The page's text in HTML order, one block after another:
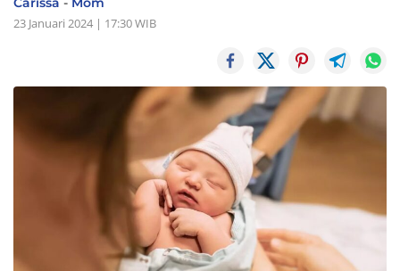
23 Januari 2024 | 17:30 WIB